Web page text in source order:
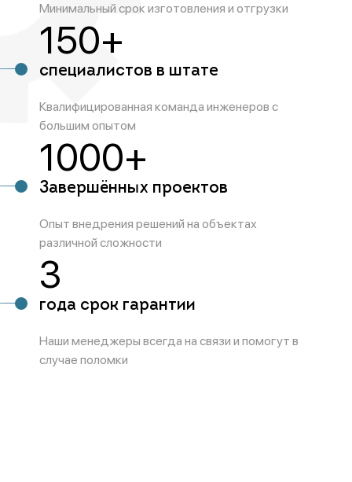
Минимальный срок изготовления и отгрузки
150+
специалистов в штате
Квалифицированная команда инженеров с
большим опытом
1000+
Завершённых проектов
Опыт внедрения решений на объектах
различной сложности
3
года срок гарантии
Наши менеджеры всегда на связи и помогут в
случае поломки